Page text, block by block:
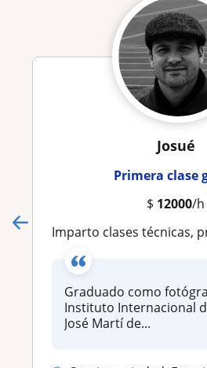
Josué
Primera clase
$ 12000/h
Imparto clases técnicas, prácticas de
Graduado como fotógrafo en el
Instituto Internacional
José Martí de...